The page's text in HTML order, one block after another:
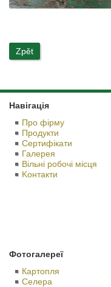
Zpět
Навігація
Про фірму
Продукти
Сертифікати
Галерея
Вільні робочі місця
Kонтакти
Фотогалереї
Картопля
Селера